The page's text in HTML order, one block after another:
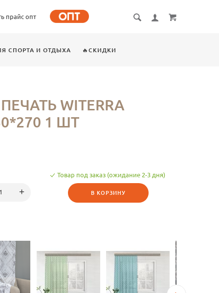
прайс опт
СПОРТА И ОТДЫХА 🔥СКИДКИ
WITERRA
1 ШТ
Товар под заказ (ожидание 2-3 дня)
В КОРЗИНУ